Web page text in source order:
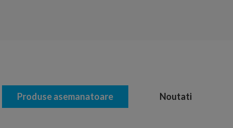
Produse asemanatoare Noutati